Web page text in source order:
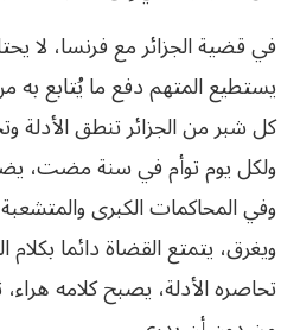
في قضية الجزائر مع فرنسا، لا
يستطيع المتهم دفع ما يُتابع به
كل شبر من الجزائر تنطق الأدلة
ولكل يوم توأم في سنة مضت،
وفي المحاكمات الكبرى
ويغرق، يتمتع القضاة دائما بكلام
تحاصره الأدلة، يصبح كلامه هراء،